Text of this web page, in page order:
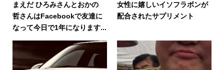
まえだ ひろみさんとおかの
哲さんはFacebookで友達に
なって今日で1年になります...
女性に嬉しいイソフラボンが
配合されたサプリメント